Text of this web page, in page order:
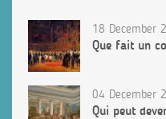
18 December
Que fait un
04 December
Qui peut